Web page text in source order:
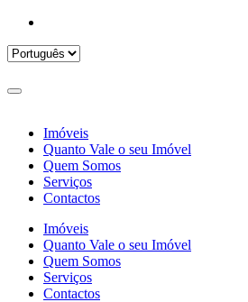
Imóveis
Quanto Vale o seu Imóvel
Quem Somos
Serviços
Contactos
Imóveis
Quanto Vale o seu Imóvel
Quem Somos
Serviços
Contactos